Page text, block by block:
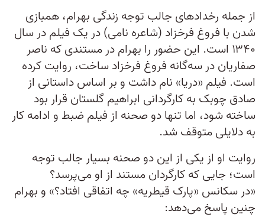
از جمله رخدادهای جالب توجه زندگی بهرام، همبازی
شدن با فروغ فرخزاد (شاعره نامی) در یک فیلم در سال‌
۱۳۴۰ است. این حضور را بهرام در مستندی که ناصر
صفاریان در سه‌‌گانه فروغ فرخزاد ساخت، روایت کرده
است. فیلم «دریا» نام داشت و بر اساس داستانی از
صادق چوبک به کارگردانی ابراهیم گلستان قرار بود
ساخته شود، اما تنها دو صحنه از فیلم ضبط و ادامه کار
به دلایلی متوقف شد.
روایت او از یکی از این دو صحنه بسیار جالب توجه
است؛ جایی که کارگردان مستند از او می‌پرسد؟
«در سکانس «پارک قیطریه» چه اتفاقی افتاد؟» و بهرام
چنین پاسخ می‌دهد: